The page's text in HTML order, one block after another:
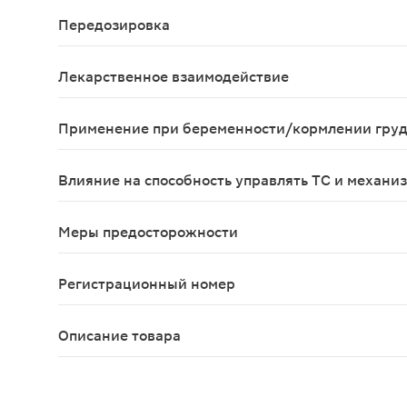
Передозировка
Лекарственное взаимодействие
Применение при беременности/кормлении
Влияние на способность управлять ТС и
Меры предосторожности
Регистрационный номер
Описание товара